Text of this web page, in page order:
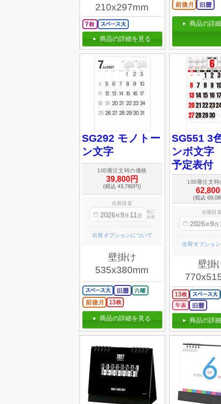
210x297mm
商品の詳細を見る
商品の詳
SG292 モノトー
ン文字
100冊注文時の価格
39,800円
(税込 43,780円)
出荷目安
2026年9 月 11 日
迄に
出荷
出荷オプションについて
壁掛け
535x380mm
商品の詳細を見る
SG551 3
ンボ文
予定表付
100冊注文時
(税込
出荷目
2026年9 月
出荷オプショ
壁掛
商品の詳